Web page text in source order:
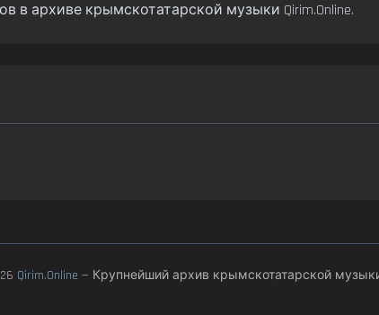
в архиве крымскотатарской музыки Qirim.Online.
Qirim.Online — Крупнейший архив крымскотатарской